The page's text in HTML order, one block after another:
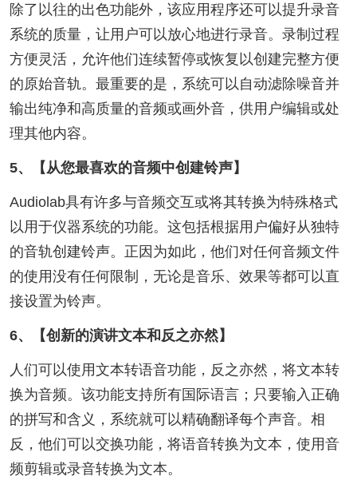
除了以往的出色功能外，该应用程序还可以提升录音
系统的质量，让用户可以放心地进行录音。录制过程
方便灵活，允许他们连续暂停或恢复以创建完整方便
的原始音轨。最重要的是，系统可以自动滤除噪音并
输出纯净和高质量的音频或画外音，供用户编辑或处
理其他内容。
5、【从您最喜欢的音频中创建铃声】
Audiolab具有许多与音频交互或将其转换为特殊格式
以用于仪器系统的功能。这包括根据用户偏好从独特
的音轨创建铃声。正因为如此，他们对任何音频文件
的使用没有任何限制，无论是音乐、效果等都可以直
接设置为铃声。
6、【创新的演讲文本和反之亦然】
人们可以使用文本转语音功能，反之亦然，将文本转
换为音频。该功能支持所有国际语言；只要输入正确
的拼写和含义，系统就可以精确翻译每个声音。相
反，他们可以交换功能，将语音转换为文本，使用音
频剪辑或录音转换为文本。